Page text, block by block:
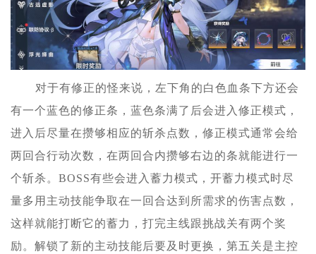
对于有修正的怪来说，左下角的白色血条下方还会
有一个蓝色的修正条，蓝色条满了后会进入修正模式，
进入后尽量在攒够相应的斩杀点数，修正模式通常会给
两回合行动次数，在两回合内攒够右边的条就能进行一
个斩杀。BOSS有些会进入蓄力模式，开蓄力模式时尽
量多用主动技能争取在一回合达到所需求的伤害点数，
这样就能打断它的蓄力，打完主线跟挑战关有两个奖
励。解锁了新的主动技能后要及时更换，第五关是主控